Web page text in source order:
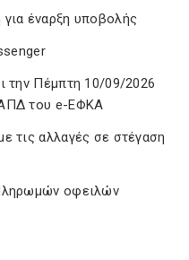
έναρξη υποβολής
την Πέμπτη 10/09/2026
του e-ΕΦΚΑ
τις αλλαγές σε στέγαση
οφειλών